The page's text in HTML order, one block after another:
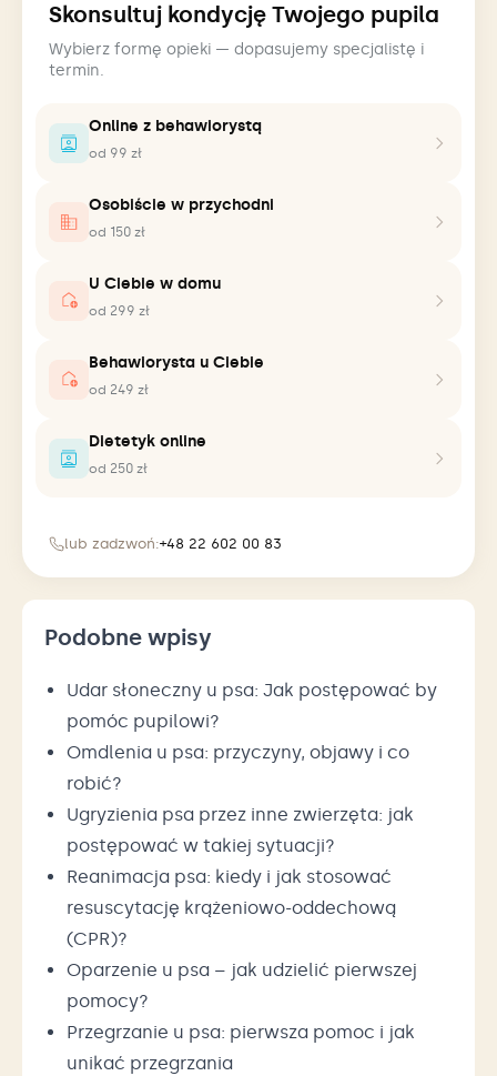
Skonsultuj kondycję Twojego pupila
Wybierz formę opieki — dopasujemy specjalistę i
termin.
Online z behawiorystą
od 99 zł
Osobiście w przychodni
od 150 zł
U Ciebie w domu
od 299 zł
Behawiorysta u Ciebie
od 249 zł
Dietetyk online
od 250 zł
lub zadzwoń:+48 22 602 00 83
Podobne wpisy
Udar słoneczny u psa: Jak postępować by
pomóc pupilowi?
Omdlenia u psa: przyczyny, objawy i co
robić?
Ugryzienia psa przez inne zwierzęta: jak
postępować w takiej sytuacji?
Reanimacja psa: kiedy i jak stosować
resuscytację krążeniowo-oddechową
(CPR)?
Oparzenie u psa – jak udzielić pierwszej
pomocy?
Przegrzanie u psa: pierwsza pomoc i jak
unikać przegrzania